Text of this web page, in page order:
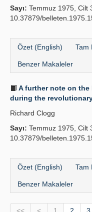
Sayı: Temmuz 1975, Cilt
10.37879/
Özet (English) Tam
Benzer Makaleler
A further note on the
during the
Richard Clogg
Sayı: Temmuz 1975, Cilt
10.37879/
Özet (English) Tam
Benzer Makaleler